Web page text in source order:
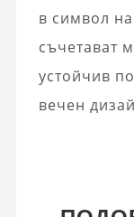
в символ
съчетават
устойчив
вечен